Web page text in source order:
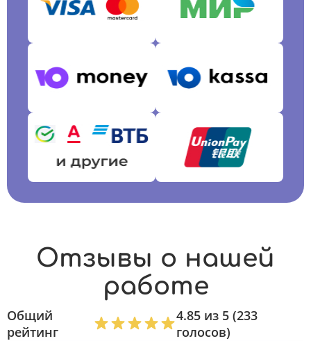
Отзывы о нашей
работе
Общий
рейтинг
4.85 из 5 (233
голосов)